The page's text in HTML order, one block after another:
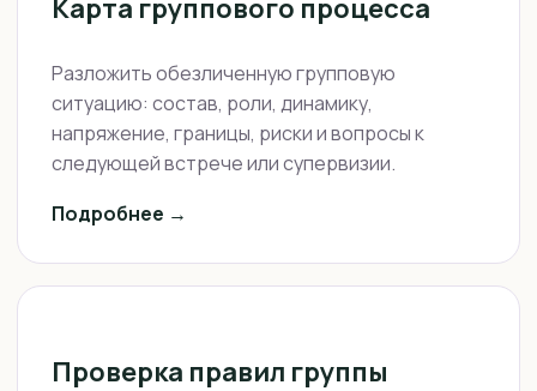
Карта группового процесса
Разложить обезличенную групповую
ситуацию: состав, роли, динамику,
напряжение, границы, риски и вопросы к
следующей встрече или супервизии.
Подробнее →
Проверка правил группы